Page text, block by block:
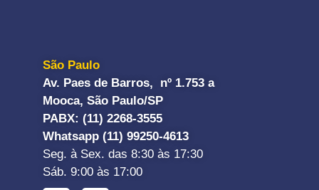
São Paulo
Av. Paes de Barros, nº 1.753 a
Mooca, São Paulo/SP
PABX: (11) 2268-3555
Whatsapp (11) 99250-4613
Seg. à Sex. das 8:30 às 17:30
Sáb. 9:00 às 17:00